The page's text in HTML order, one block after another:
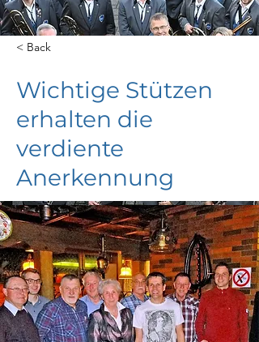
< Back
Wichtige Stützen
erhalten die
verdiente
Anerkennung